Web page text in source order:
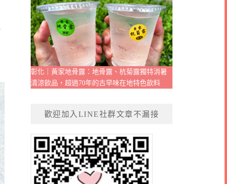
彰化｜黃家地骨露：地骨露、杭菊露獨特消暑
清涼飲品，超過70年的古早味在地特色飲料
歡迎加入LINE社群文章不漏接